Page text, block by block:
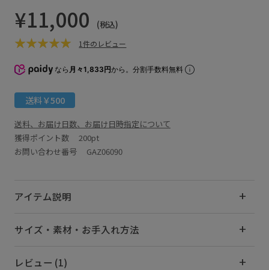
¥11,000 (税込)
1件のレビュー
なら 月々1,833円から。分割手数料無料
送料￥500
送料、お届け日数、お届け日時指定について
獲得ポイント数 200pt
お問い合わせ番号 GAZ06090
アイテム説明
サイズ・素材・お手入れ方法
レビュー (1)